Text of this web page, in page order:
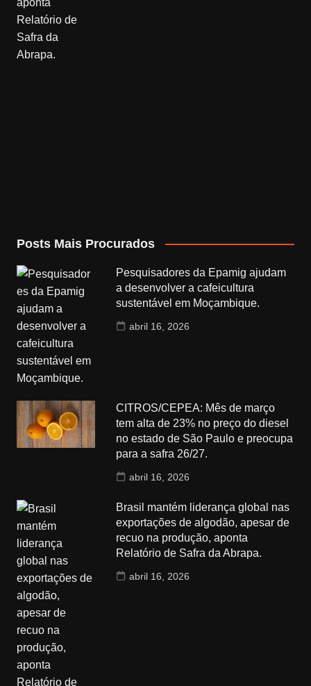
Posts Mais Procurados
Pesquisadores da Epamig ajudam
a desenvolver a cafeicultura
sustentável em Moçambique.
abril 16, 2026
CITROS/CEPEA: Mês de março
tem alta de 23% no preço do diesel
no estado de São Paulo e preocupa
para a safra 26/27.
abril 16, 2026
Brasil mantém liderança global nas
exportações de algodão, apesar de
recuo na produção, aponta
Relatório de Safra da Abrapa.
abril 16, 2026